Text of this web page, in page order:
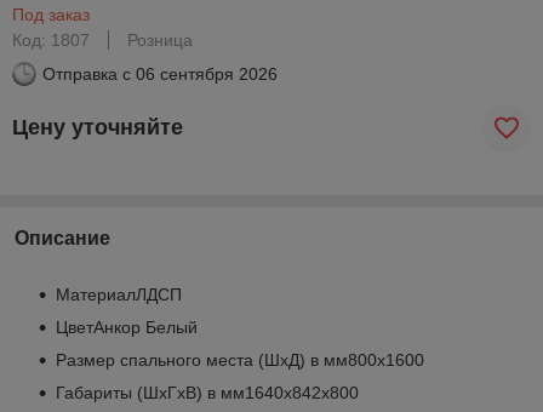
Под заказ
Код: 1807
Розница
Отправка с 06 сентября 2026
Цену уточняйте
Описание
МатериалЛДСП
ЦветАнкор Белый
Размер спального места (ШхД) в мм800х1600
Габариты (ШхГхВ) в мм1640х842х800